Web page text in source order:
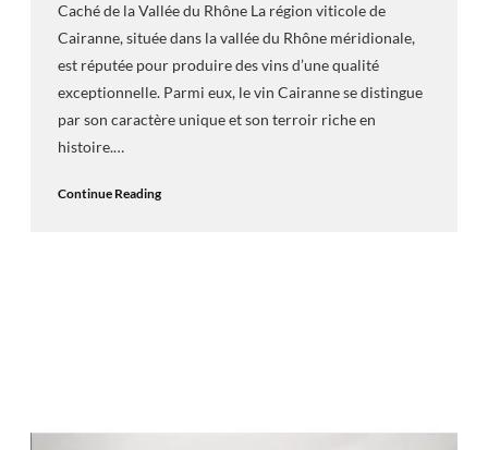
Caché de la Vallée du Rhône La région viticole de
Cairanne, située dans la vallée du Rhône méridionale,
est réputée pour produire des vins d’une qualité
exceptionnelle. Parmi eux, le vin Cairanne se distingue
par son caractère unique et son terroir riche en
histoire.…
Continue Reading